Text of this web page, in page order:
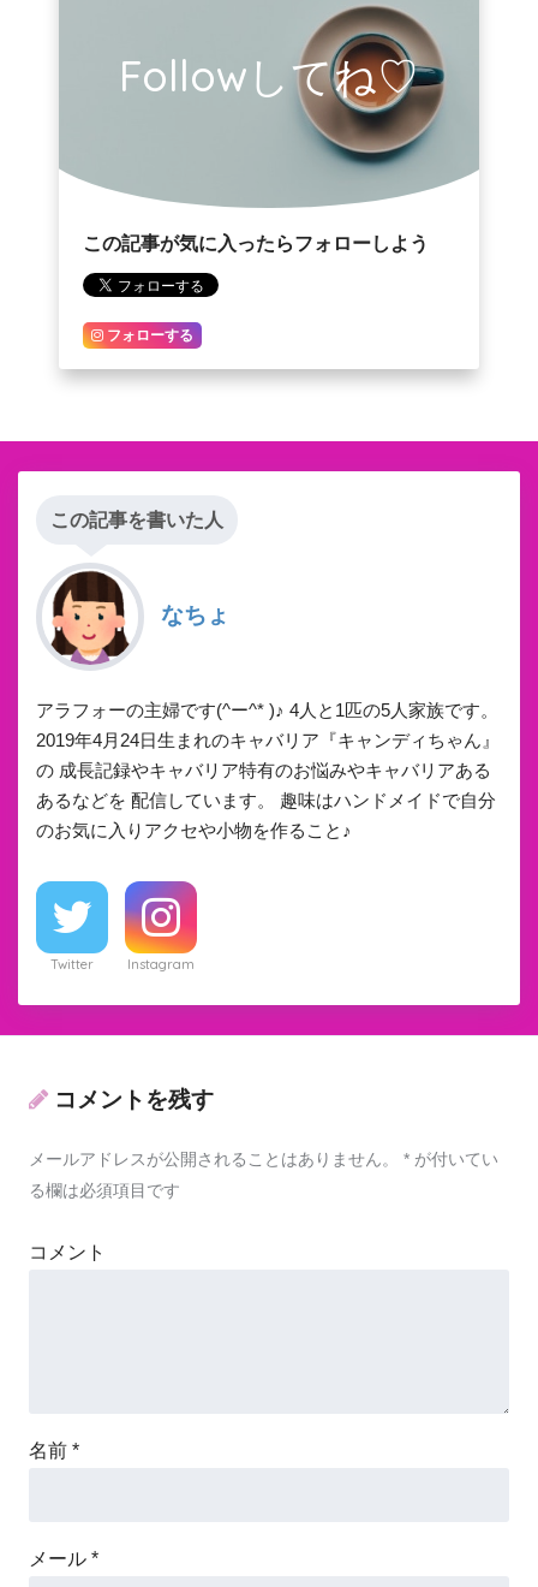
Followしてね♡
この記事が気に入ったらフォローしよう
フォローする
この記事を書いた人
なちょ
アラフォーの主婦です(^ー^* )♪ 4人と1匹の5人家族です。
2019年4月24日生まれのキャバリア『キャンディちゃん』
の 成長記録やキャバリア特有のお悩みやキャバリアある
あるなどを 配信しています。 趣味はハンドメイドで自分
のお気に入りアクセや小物を作ること♪
Twitter Instagram
コメントを残す
メールアドレスが公開されることはありません。 * が付いてい
る欄は必須項目です
コメント
名前 *
メール *